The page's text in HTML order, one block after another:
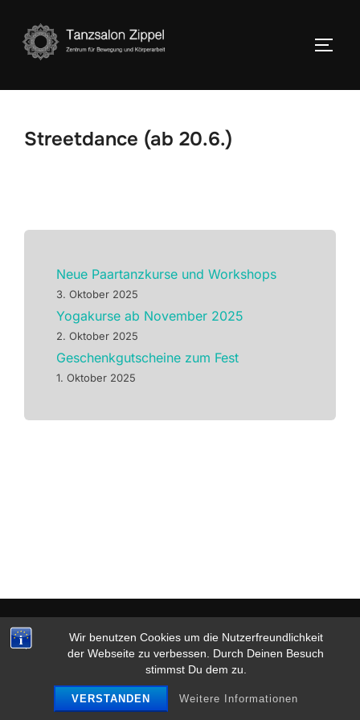
Wir benutzen Cookies um die Nutzerfreundlichkeit
der Webseite zu verbessen. Durch Deinen Besuch
stimmst Du dem zu.
VERSTANDEN Weitere Informationen
Inhalt
springen
Streetdance (ab 20.6.)
Neue Paartanzkurse und Workshops
3. Oktober 2025
Yogakurse ab November 2025
2. Oktober 2025
Geschenkgutscheine zum Fest
1. Oktober 2025
Datenschutz & Impressum
Copyright © 2026 Tanzsalon Zippel
Inspiro Themevon WPZOOM